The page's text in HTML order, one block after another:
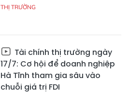
THỊ TRƯỜNG
Tài chính thị trường ngày
17/7: Cơ hội để doanh nghiệp
Hà Tĩnh tham gia sâu vào
chuỗi giá trị FDI